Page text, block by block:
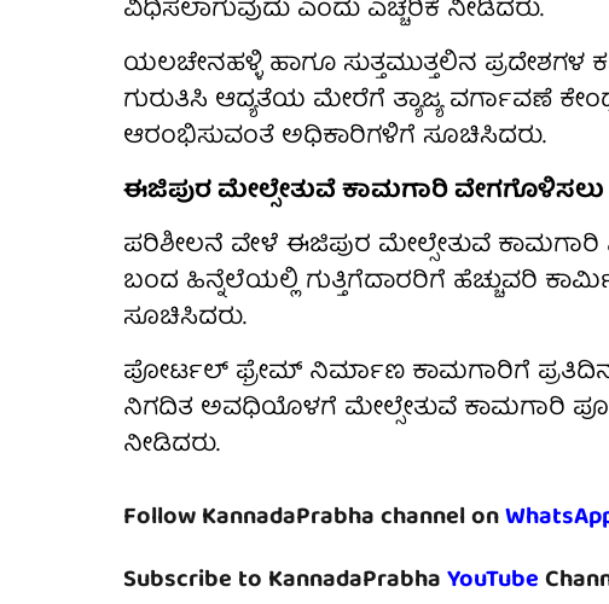
ವಿಧಿಸಲಾಗುವುದು ಎಂದು ಎಚ್ಚರಿಕೆ ನೀಡಿದರು.
ಯಲಚೇನಹಳ್ಳಿ ಹಾಗೂ ಸುತ್ತಮುತ್ತಲಿನ
ಗುರುತಿಸಿ ಆದ್ಯತೆಯ ಮೇರೆಗೆ ತ್ಯಾಜ್ಯ ವರ್ಗಾವಣೆ
ಆರಂಭಿಸುವಂತೆ ಅಧಿಕಾರಿಗಳಿಗೆ ಸೂಚಿಸಿದರು.
ಈಜಿಪುರ ಮೇಲ್ಸೇತುವೆ ಕಾಮಗಾರಿ
ಪರಿಶೀಲನೆ ವೇಳೆ ಈಜಿಪುರ ಮೇಲ್ಸೇತುವೆ ಕಾಮಗಾರಿ
ಬಂದ ಹಿನ್ನೆಲೆಯಲ್ಲಿ ಗುತ್ತಿಗೆದಾರರಿಗೆ ಹೆಚ್ಚುವರಿ
ಸೂಚಿಸಿದರು.
ಪೋರ್ಟಲ್ ಫ್ರೇಮ್ ನಿರ್ಮಾಣ ಕಾಮಗಾರಿಗೆ
ನಿಗದಿತ ಅವಧಿಯೊಳಗೆ ಮೇಲ್ಸೇತುವೆ ಕಾಮಗಾರಿ
ನೀಡಿದರು.
Follow KannadaPrabha channel on
Subscribe to KannadaPrabhaYouTube